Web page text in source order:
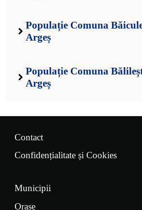
Populație Comuna
Argeș
Populație Comuna
Argeș
Contact
Confidențialitate și Cookies
Municipii
Orașe